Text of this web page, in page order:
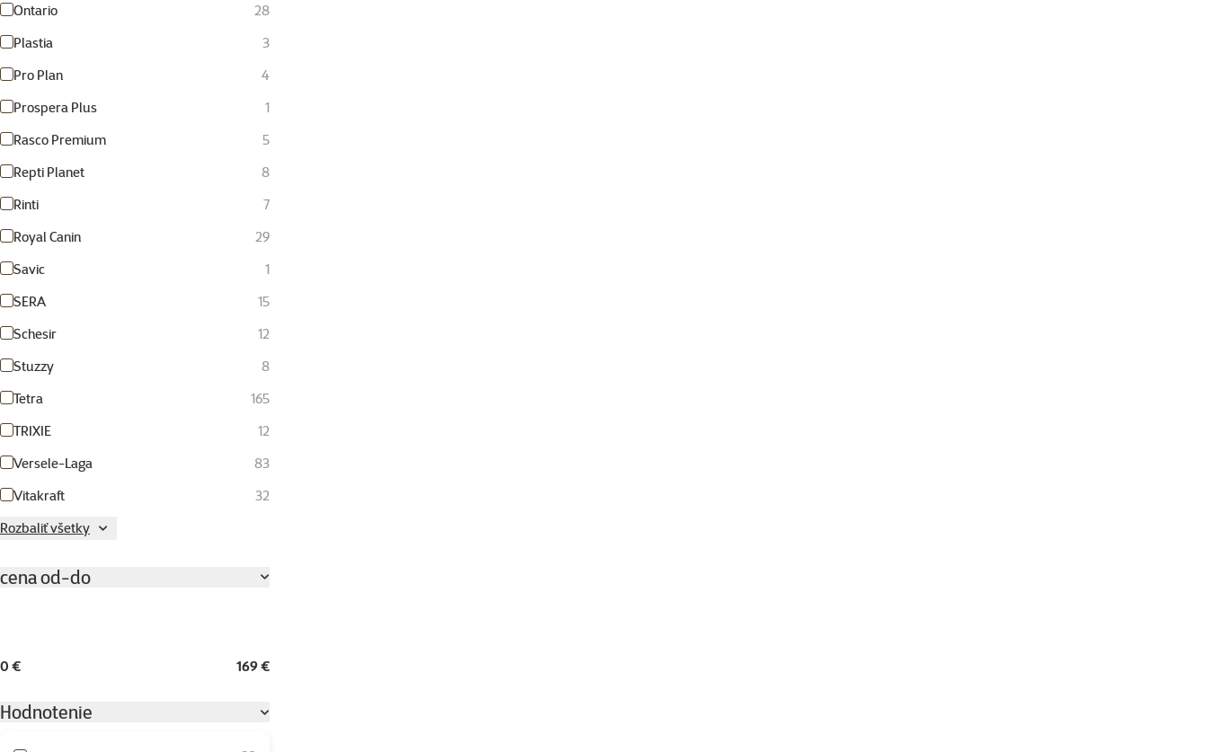
Ontario
28
Plastia
3
Pro Plan
4
Prospera Plus
1
Rasco Premium
5
Repti Planet
8
Rinti
7
Royal Canin
29
Savic
1
SERA
15
Schesir
12
Stuzzy
8
Tetra
165
TRIXIE
12
Versele-Laga
83
Vitakraft
32
Rozbaliť všetky
cena od-do
0 € 169 €
Hodnotenie